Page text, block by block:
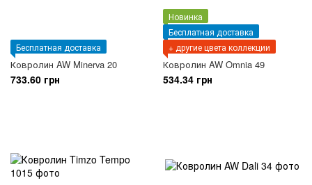
Бесплатная доставка
Ковролин AW Minerva 20
733.60 грн
Новинка
Бесплатная доставка
+ другие цвета коллекции
Ковролин AW Omnia 49
534.34 грн